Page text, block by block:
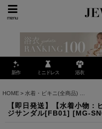
menu
新作 ミニドレス 浴衣
HOME > 水着・ビキニ(全商品)
【即日発送】【水着小物：
ジサンダル[FB01] [MG-